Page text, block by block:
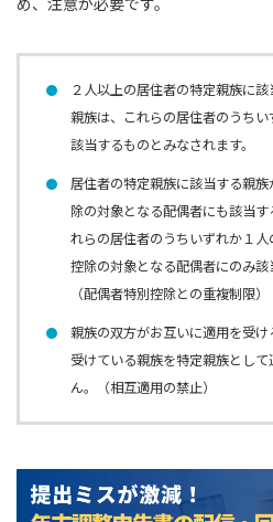
２人以上の居住者の特定親族に
親族は、これらの居住者のうち
該当するものとみなされます。
居住者の特定親族に該当する親
除の対象となる配偶者にも該当
れらの居住者のうちいずれか１
控除の対象となる配偶者にのみ該
（配偶者特別控除との重複制限）
親族の双方がお互いに適用を受
受けている親族を特定親族とし
ん。（相互適用の禁止）